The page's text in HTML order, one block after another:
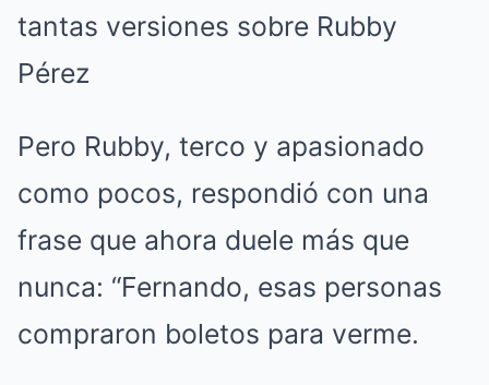
Pero Rubby, terco y apasionado
como pocos, respondió con una
frase que ahora duele más que
nunca: “Fernando, esas personas
compraron boletos para verme.